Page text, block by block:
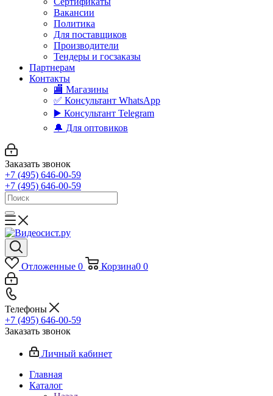
Вакансии
Политика
Для поставщиков
Производители
Тендеры и госзаказы
Партнерам
Контакты
🏬 Магазины
✅️ Консультант WhatsApp
▶️ Консультант Telegram
🔔 Для оптовиков
Заказать звонок
+7 (495) 646-00-59
+7 (495) 646-00-59
Отложенные 0 Корзина0 0
Телефоны
+7 (495) 646-00-59
Заказать звонок
Личный кабинет
Главная
Каталог